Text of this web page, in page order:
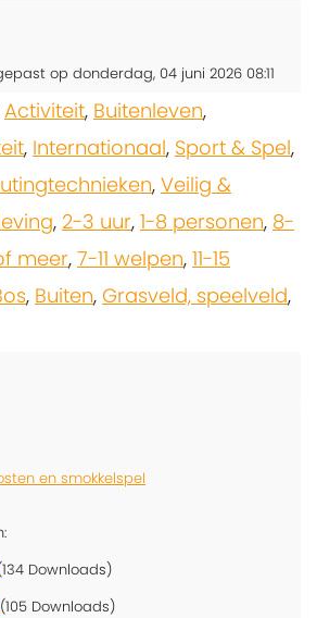
op donderdag, 04 juni 2026 08:11
Activiteit, Buitenleven,
, Internationaal, Sport & Spel,
, Veilig &
, 2-3 uur, 1-8 personen, 8-
meer, 7-11 welpen, 11-15
, Buiten, Grasveld, speelveld,
en smokkelspel
Downloads)
(105 Downloads)